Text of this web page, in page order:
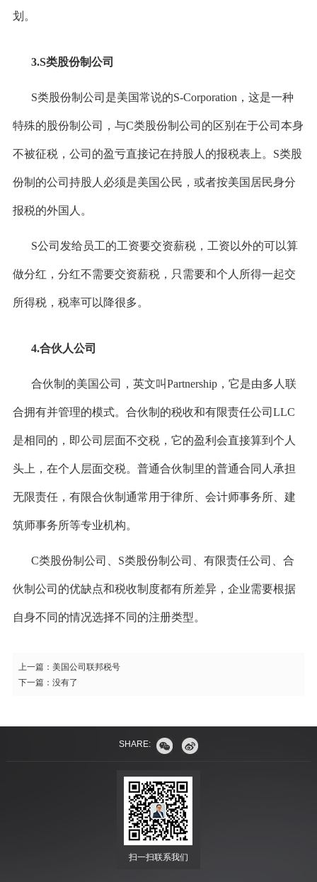
划。
3.S类股份制公司
S类股份制公司是美国常说的S-Corporation，这是一种
特殊的股份制公司，与C类股份制公司的区别在于公司本身
不被征税，公司的盈亏直接记在持股人的报税表上。S类股
份制的公司持股人必须是美国公民，或者按美国居民身分
报税的外国人。
S公司发给员工的工资要交资薪税，工资以外的可以算
做分红，分红不需要交资薪税，只需要和个人所得一起交
所得税，税率可以降很多。
4.合伙人公司
合伙制的美国公司，英文叫Partnership，它是由多人联
合拥有并管理的模式。合伙制的税收和有限责任公司LLC
是相同的，即公司层面不交税，它的盈利会直接算到个人
头上，在个人层面交税。普通合伙制里的普通合同人承担
无限责任，有限合伙制通常用于律所、会计师事务所、建
筑师事务所等专业机构。
C类股份制公司、S类股份制公司、有限责任公司、合
伙制公司的优缺点和税收制度都有所差异，企业需要根据
自身不同的情况选择不同的注册类型。
上一篇： 美国公司联邦税号
下一篇： 没有了
SHARE:
扫一扫联系我们